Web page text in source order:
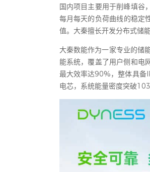
国内项目主要用于削峰填谷
每月每天的负荷曲线的稳定
值。大秦擅长开发分布式储
大秦数能作为一家专业的储
能系统，覆盖了用户侧和电
最大效率达90%，整体具
电芯，系统能量密度突破